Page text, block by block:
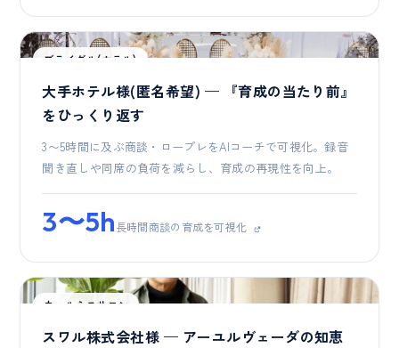
ブライダル(ホテル)
大手ホテル様(匿名希望) — 『育成の当たり前』
をひっくり返す
3〜5時間に及ぶ商談・ロープレをAIコーチで可視化。録音
聞き直しや同席の負荷を減らし、育成の再現性を向上。
3〜5h長時間商談の育成を可視化
ウェルネスサロン
スワル株式会社様 — アーユルヴェーダの知恵